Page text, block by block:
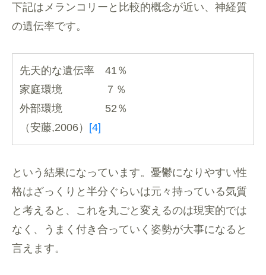
下記はメランコリーと比較的概念が近い、神経質
の遺伝率です。
先天的な遺伝率 41％
家庭環境 ７％
外部環境 52％
（安藤,2006） [4]
という結果になっています。憂鬱になりやすい性
格はざっくりと半分ぐらいは元々持っている気質
と考えると、これを丸ごと変えるのは現実的では
なく、うまく付き合っていく姿勢が大事になると
言えます。